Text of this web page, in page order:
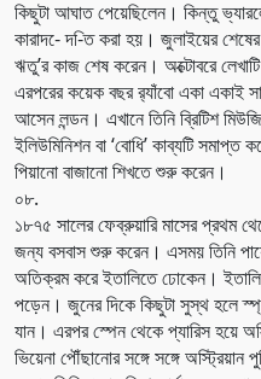
কিছুটা আঘাত পেয়েছিলেন। কিন্তু
কারাদ-ে দ-িত করা হয়। জুলাইয়ের
ঋতু’র কাজ শেষ করেন। অক্টোবরে
এরপরের কয়েক বছর র‌্যাঁবো একা একাই
আসেন লন্ডন। এখানে তিনি ব্রিটিশ
ইলিউমিনিশন বা ‘বোধি’ কাব্যটি
পিয়ানো বাজানো শিখতে শুরু করেন।
০৮.
১৮৭৫ সালের ফেব্রুয়ারি মাসের প্রথম
জন্য বসবাস শুরু করেন। এসময় তিনি
অতিক্রম করে ইতালিতে ঢোকেন।
পড়েন। জুনের দিকে কিছুটা সুস্থ হলে
যান। এরপর স্পেন থেকে প্যারিস হয়ে
ভিয়েনা পৌঁছানোর সঙ্গে সঙ্গে